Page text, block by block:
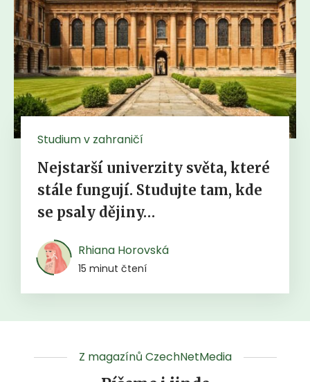
Studium v zahraničí
Nejstarší univerzity světa, které
stále fungují. Studujte tam, kde
se psaly dějiny…
Rhiana Horovská
15 minut čtení
Z magazínů CzechNetMedia